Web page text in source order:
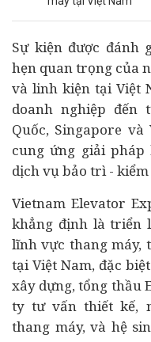
Sự kiện được đánh
hẹn quan trọng của
và linh kiện tại Việt
doanh nghiệp đến
Quốc, Singapore
cung ứng giải
dịch vụ bảo trì -
Vietnam Elevator
khẳng định là triển
lĩnh vực thang máy,
tại Việt Nam, đặc
xây dựng, tổng thầu
ty tư vấn thiết kế,
thang máy, và hệ